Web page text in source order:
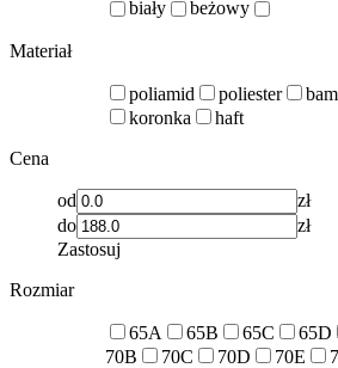
biały
beżowy
Materiał
poliamid poliester
koronka
haft
Cena
od
zł
do
zł
Zastosuj
Rozmiar
65A 65B 65C 65D
70B
70C 70D 70E